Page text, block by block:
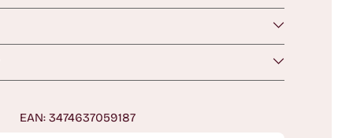
EAN: 3474637059187